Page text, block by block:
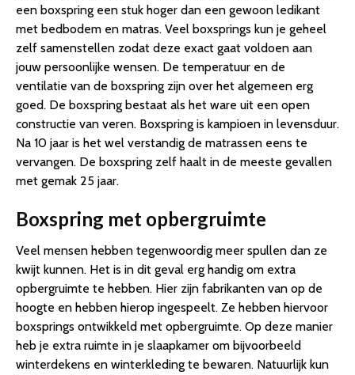
een boxspring een stuk hoger dan een gewoon ledikant
met bedbodem en matras. Veel boxsprings kun je geheel
zelf samenstellen zodat deze exact gaat voldoen aan
jouw persoonlijke wensen. De temperatuur en de
ventilatie van de boxspring zijn over het algemeen erg
goed. De boxspring bestaat als het ware uit een open
constructie van veren. Boxspring is kampioen in levensduur.
Na 10 jaar is het wel verstandig de matrassen eens te
vervangen. De boxspring zelf haalt in de meeste gevallen
met gemak 25 jaar.
Boxspring met opbergruimte
Veel mensen hebben tegenwoordig meer spullen dan ze
kwijt kunnen. Het is in dit geval erg handig om extra
opbergruimte te hebben. Hier zijn fabrikanten van op de
hoogte en hebben hierop ingespeelt. Ze hebben hiervoor
boxsprings ontwikkeld met opbergruimte. Op deze manier
heb je extra ruimte in je slaapkamer om bijvoorbeeld
winterdekens en winterkleding te bewaren. Natuurlijk kun